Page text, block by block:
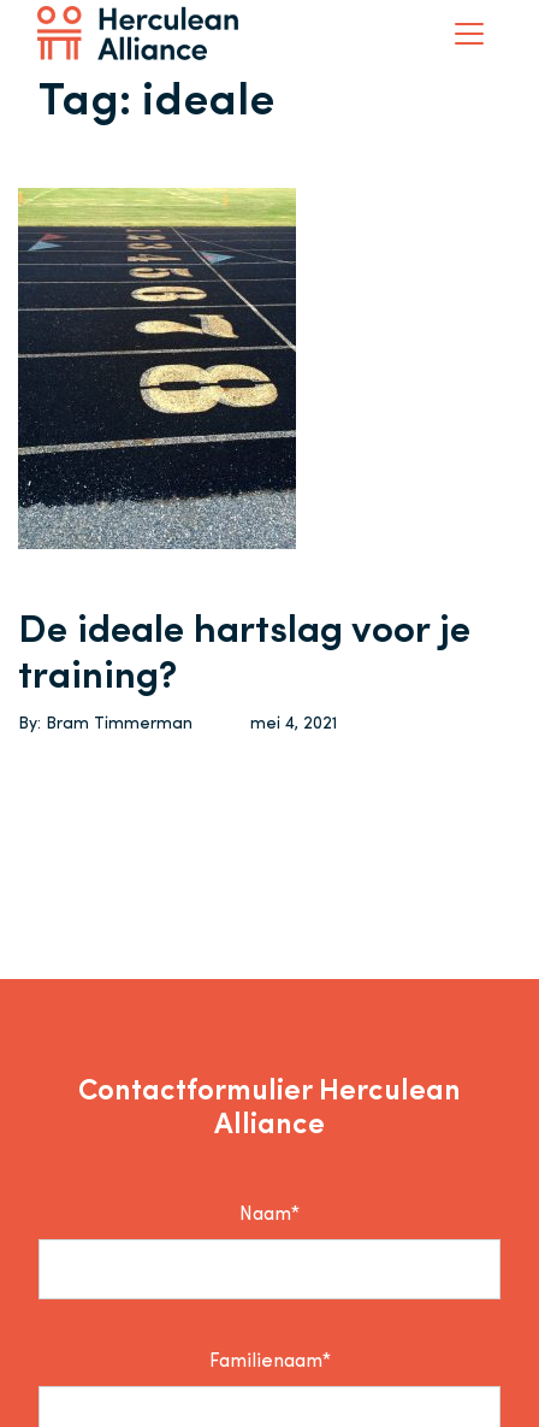
Tag: ideale
De ideale hartslag voor je
training?
By: Bram Timmerman mei 4, 2021
Contactformulier Herculean
Alliance
Naam*
Familienaam*